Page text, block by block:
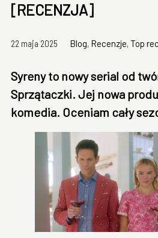
[RECENZJA]
22 maja 2025 Blog, Recenzje, Top
Syreny to nowy serial od
Sprzątaczki. Jej nowa
komedia. Oceniam cały